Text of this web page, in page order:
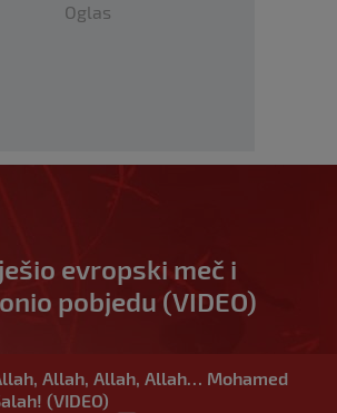
Oglas
evropski meč i
pobjedu (VIDEO)
Allah, Allah, Allah… Mohamed
(VIDEO)